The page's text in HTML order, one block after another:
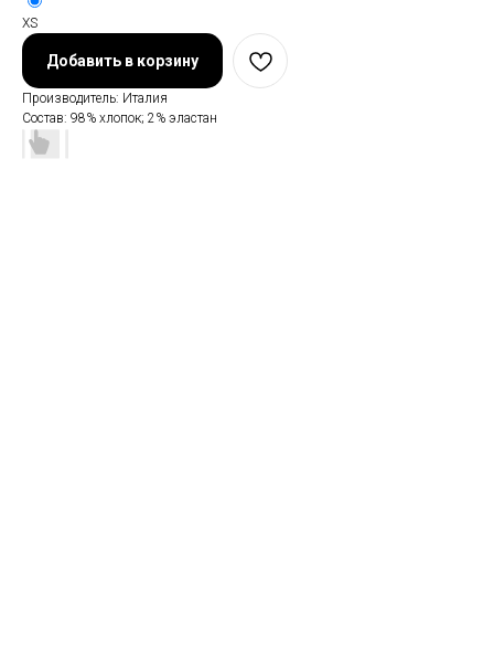
XS
Добавить в корзину
Производитель: Италия
Состав: 98% хлопок; 2% эластан